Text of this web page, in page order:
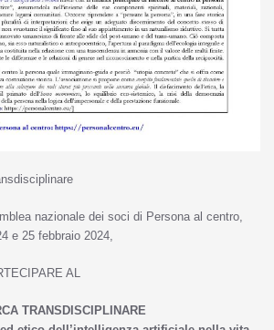
nazionale dei soci di Persona al centro,
e 25 febbraio 2024,
AL
TRANSDISCIPLINARE